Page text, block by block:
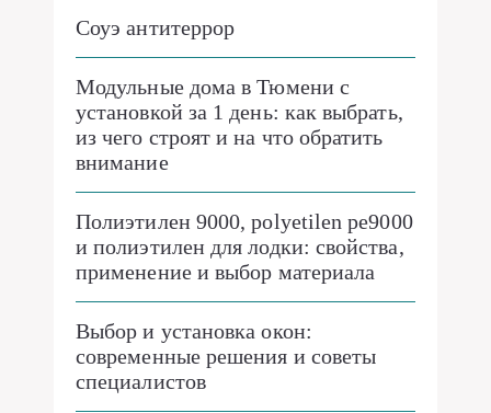
Соуэ антитеррор
Модульные дома в Тюмени с
установкой за 1 день: как выбрать,
из чего строят и на что обратить
внимание
Полиэтилен 9000, polyetilen pe9000
и полиэтилен для лодки: свойства,
применение и выбор материала
Выбор и установка окон:
современные решения и советы
специалистов